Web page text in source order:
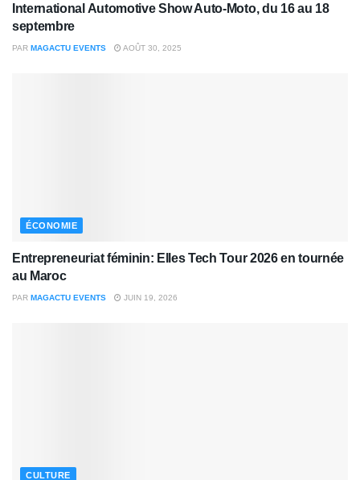
International Automotive Show Auto-Moto, du 16 au 18
septembre
PAR MAGACTU EVENTS AOÛT 30, 2025
ÉCONOMIE
Entrepreneuriat féminin: Elles Tech Tour 2026 en tournée
au Maroc
PAR MAGACTU EVENTS JUIN 19, 2026
CULTURE